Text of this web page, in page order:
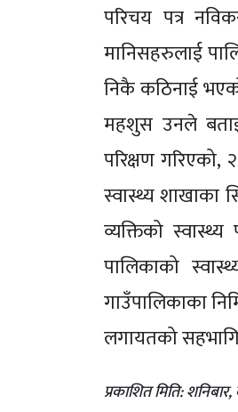
परिचय पत्र
मानिसहरुलाई
निकै कठिनाई
महशुस उनले
परिक्षण गरिएको,
स्वास्थ्य शाखाका
व्यक्तिको
पालिकाको
गाउँपालिकाका
लगायतको
प्रकाशित मिति: